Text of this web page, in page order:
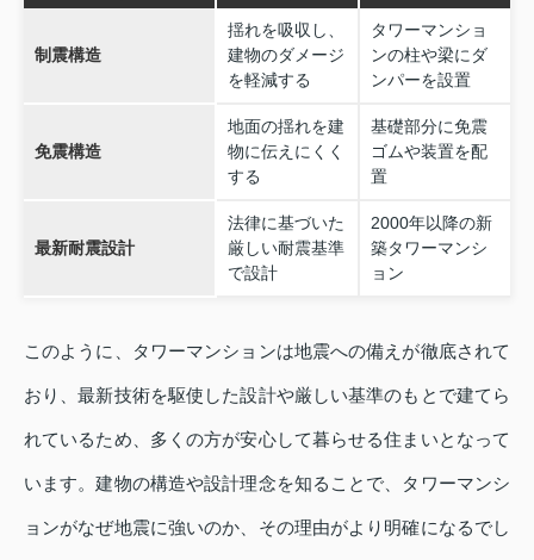
制震構造
揺れを吸収し、
建物のダメージ
を軽減する
タワーマンショ
ンの柱や梁にダ
ンパーを設置
免震構造
地面の揺れを建
物に伝えにくく
する
基礎部分に免震
ゴムや装置を配
置
最新耐震設計
法律に基づいた
厳しい耐震基準
で設計
2000年以降の新
築タワーマンシ
ョン
このように、タワーマンションは地震への備えが徹底されて
おり、最新技術を駆使した設計や厳しい基準のもとで建てら
れているため、多くの方が安心して暮らせる住まいとなって
います。建物の構造や設計理念を知ることで、タワーマンシ
ョンがなぜ地震に強いのか、その理由がより明確になるでし